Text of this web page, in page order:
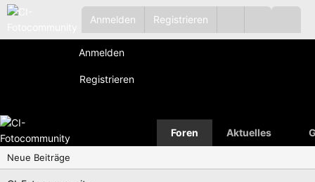
Anmelden Registrieren
Anmelden
Registrieren
Foren Aktuelles
Neue Beiträge